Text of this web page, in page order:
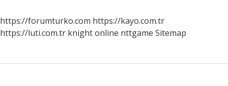
Kumaş
Gider
https://forumturko.com https://kayo.com.tr
https://luti.com.tr knight online nttgame Sitemap